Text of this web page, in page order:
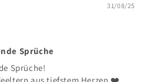
31/08/25
Sprüche
Sprüche!
aus tiefstem Herzen ❤️